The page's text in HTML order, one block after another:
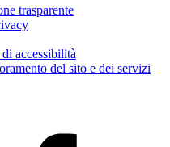
trasparente
accessibilità
del sito e dei servizi